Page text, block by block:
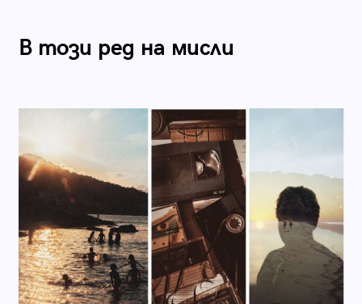
В този ред на мисли